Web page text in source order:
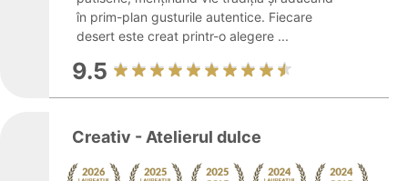
în prim-plan gusturile autentice. Fiecare
desert este creat printr-o alegere ...
9.5
Creativ - Atelierul dulce